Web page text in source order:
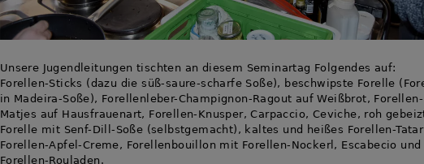
Unsere Jugendleitungen tischten an diesem Seminartag Folgendes auf:
Forellen-Sticks (dazu die süß-saure-scharfe Soße), beschwipste Forelle
in Madeira-Soße), Forellenleber-Champignon-Ragout auf Weißbrot, Forellen-
Matjes auf Hausfrauenart, Forellen-Knusper, Carpaccio, Ceviche, roh
Forelle mit Senf-Dill-Soße (selbstgemacht), kaltes und heißes Forellen-
Forellen-Apfel-Creme, Forellenbouillon mit Forellen-Nockerl, Escabecio und
Forellen-Rouladen.